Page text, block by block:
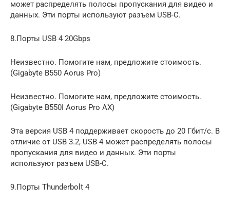
может распределять полосы пропускания для видео и
данных. Эти порты используют разъем USB-C.
8.Порты USB 4 20Gbps
Неизвестно. Помогите нам, предложите стоимость.
(Gigabyte B550 Aorus Pro)
Неизвестно. Помогите нам, предложите стоимость.
(Gigabyte B550I Aorus Pro AX)
Эта версия USB 4 поддерживает скорость до 20 Гбит/с. В
отличие от USB 3.2, USB 4 может распределять полосы
пропускания для видео и данных. Эти порты
используют разъем USB-C.
9.Порты Thunderbolt 4